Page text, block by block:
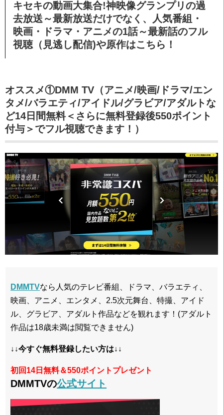
キセキの動画大集合!神映像グランプリの過
去放送～最新放送だけでなく、人気番組・
映画・ドラマ・アニメの1話～最新話のフル
視聴（見逃し配信)や原作はこちら！
オススメ①DMM TV（アニメ/映画/ドラマ/エン
タメ/バラエティ/アイドル/グラビア/アダルトな
ど14日間無料＜さらに無料登録後550ポイント
付与＞でフル視聴できます！）
DMMTVなら人気のテレビ番組、ドラマ、バラエティ、
映画、アニメ、エンタメ、2.5次元舞台、特撮、アイド
ル、グラビア、アダルト作品などを観れます！(アダルト
作品は18歳未満は閲覧できません)
↓↓今すぐ無料登録したい方は↓↓
初回14日無料＆550ポイントプレゼント
DMMTVの公式サイト